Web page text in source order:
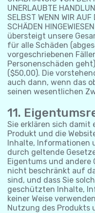
UNERLAUBTE
SELBST WENN WIR AUF
SCHÄDEN
übersteigt unsere
für alle Schäden
vorgeschriebenen
Personenschäden
($50,00). Die
auch dann, wenn das
seinen wesentlichen
11.
Sie erklären sich damit
Produkt und die
Inhalte, Informationen
durch geltende
Eigentums und andere
nicht beschränkt auf
sind, und dass Sie
geschützten Inhalte,
keiner Weise
Nutzung des Produkts